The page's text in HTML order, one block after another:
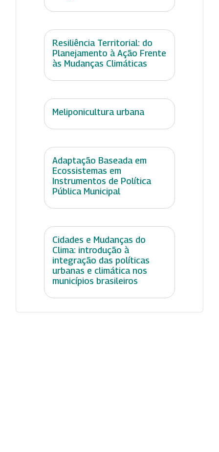
Resiliência Territorial: do
Planejamento à Ação Frente
às Mudanças Climáticas
Meliponicultura urbana
Adaptação Baseada em
Ecossistemas em
Instrumentos de Política
Pública Municipal
Cidades e Mudanças do
Clima: introdução à
integração das políticas
urbanas e climática nos
municípios brasileiros